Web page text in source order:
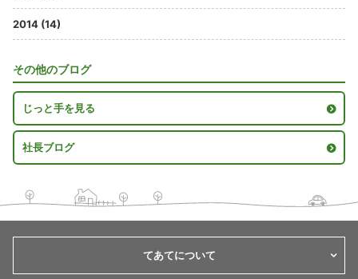
2014 (14)
その他のブログ
じっと手を見る
社長ブログ
てあてについて